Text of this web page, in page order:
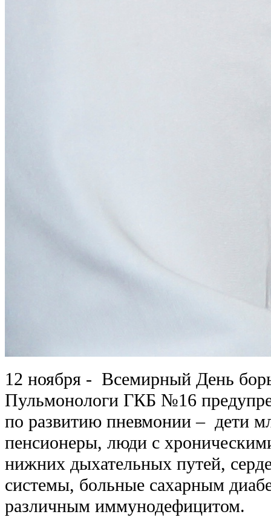
12 ноября - Всемирный День
Пульмонологи ГКБ №16
по развитию пневмонии – дети
пенсионеры, люди с
нижних дыхательных путей,
системы, больные сахарным
различным иммунодефицитом.